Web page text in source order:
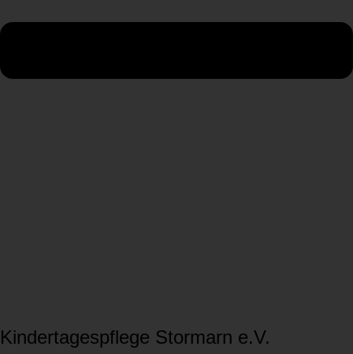
Kindertagespflege Stormarn e.V.